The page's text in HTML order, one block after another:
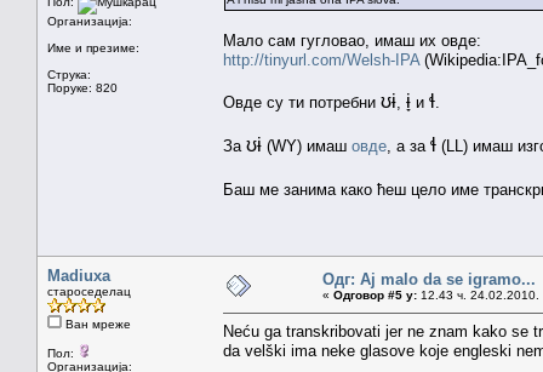
Организација:
Име и презиме:
Струка:
Поруке: 820
Мало сам гугловао, имаш их овде:
http://tinyurl.com/Welsh-IPA
Овде су ти потребни ʊɨ ɨ̞ и ɬ
За ʊɨ (WY) имаш овде , а за ɬ (LL) имаш
Баш ме занима како ћеш цело име
Madiuxa
староседелац
Ван мреже
Пол:
Организација:
Одг: Aj malo da se igramo...
« Одговор #5 у: 12.43 ч. 24.02.2010.
Neću ga transkribovati jer ne znam kako se
da velški ima neke glasove koje engleski